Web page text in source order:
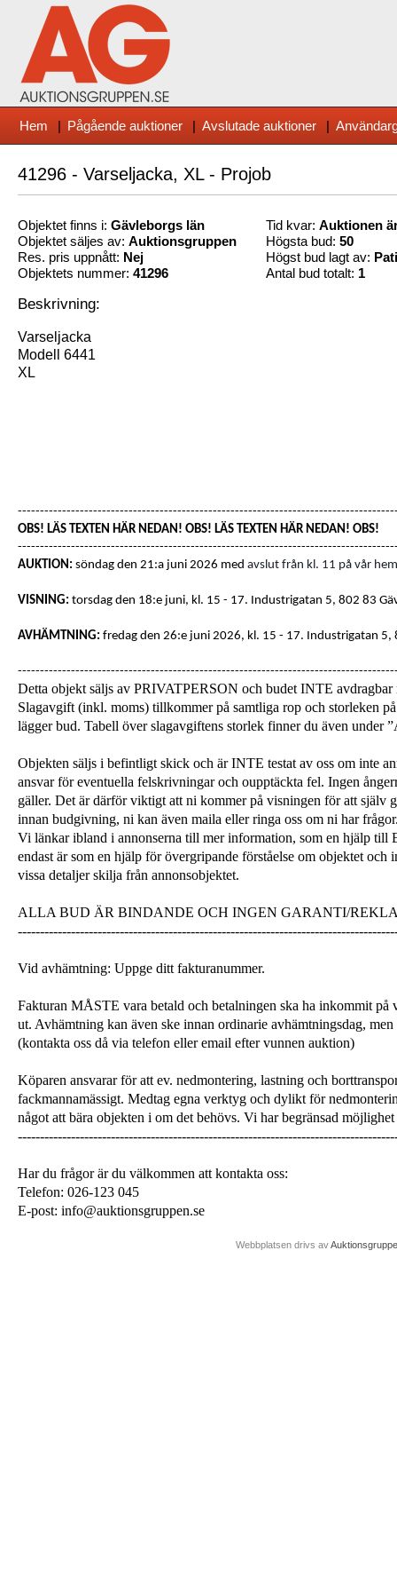
Hem | Pågående auktioner | Avslutade auktioner |
41296 - Varseljacka, XL - Projob
Objektet finns i: Gävleborgs län
Objektet säljes av: Auktionsgruppen
Res. pris uppnått: Nej
Objektets nummer: 41296
Tid kvar: Auktionen
Högsta bud: 50
Högst bud lagt av: Pati
Antal bud totalt: 1
Beskrivning:
Varseljacka
Modell 6441
XL
OBS! LÄS TEXTEN HÄR NEDAN! OBS! LÄS TEXTEN HÄR NEDAN! OBS!
AUKTION: söndag den 21:a juni 2026 med avslut från kl. 11 på vår
VISNING: torsdag den 18:e juni, kl. 15 - 17. Industrigatan 5, 802 83
AVHÄMTNING: fredag den 26:e juni 2026, kl. 15 - 17. Industrigatan 5,
Detta objekt säljs av PRIVATPERSON och budet INTE
Slagavgift (inkl. moms) tillkommer på samtliga rop och storleken
lägger bud. Tabell över slagavgiftens storlek finner du även under
Objekten säljs i befintligt skick och är INTE testat av oss om inte
ansvar för eventuella felskrivningar och oupptäckta fel. Ingen
gäller. Det är därför viktigt att ni kommer på visningen för att själv
innan budgivning, ni kan även maila eller ringa oss om ni har
Vi länkar ibland i annonserna till mer information, som en hjälp till
endast är som en hjälp för övergripande förståelse om objektet
vissa detaljer skilja från annonsobjektet.
ALLA BUD ÄR BINDANDE OCH INGEN GARANTI/
Vid avhämtning: Uppge ditt fakturanummer.
Fakturan MÅSTE vara betald och betalningen ska ha inkommit på
ut. Avhämtning kan även ske innan ordinarie avhämtningsdag,
(kontakta oss då via telefon eller email efter vunnen auktion)
Köparen ansvarar för att ev. nedmontering, lastning och
fackmannamässigt. Medtag egna verktyg och dylikt för
något att bära objekten i om det behövs. Vi har begränsad
Har du frågor är du välkommen att kontakta oss:
Telefon: 026-123 045
E-post: info@auktionsgruppen.se
Webbplatsen drivs av